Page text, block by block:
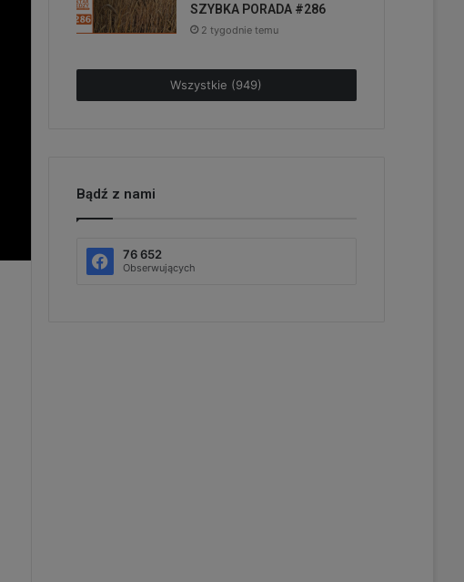
SZYBKA PORADA #286
2 tygodnie temu
Wszystkie (949)
Bądź z nami
76 652
Obserwujących